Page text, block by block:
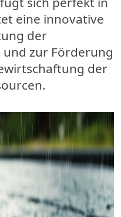
eine innovative
der
und zur Förderung
der